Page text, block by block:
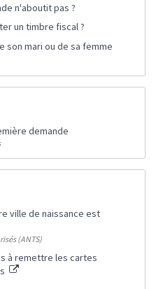
n'aboutit pas ?
un timbre fiscal ?
son mari ou de sa femme
demande
ville de naissance est
(ANTS)
à remettre les cartes